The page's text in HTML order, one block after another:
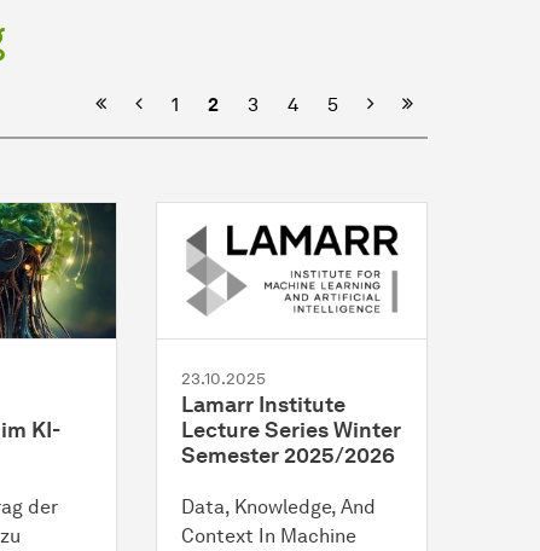
Vorherige
1 2 3 4 5 Nächste
KI-
der
23.10.2025
Lamarr Institute
Lecture Series Winter
Semester 2025/2026
Data, Knowledge, And
Context In Machine